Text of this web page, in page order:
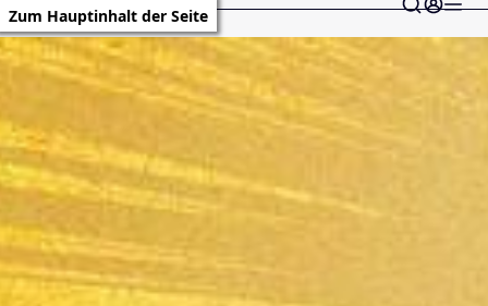
Zum Hauptinhalt der Seite